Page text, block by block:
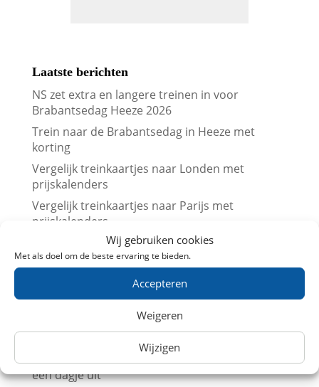
Wij gebruiken cookies
Met als doel om de beste ervaring te bieden.
Accepteren
Weigeren
Wijzigen
Laatste berichten
NS zet extra en langere treinen in voor
Brabantsedag Heeze 2026
Trein naar de Brabantsedag in Heeze met
korting
Vergelijk treinkaartjes naar Londen met
prijskalenders
Vergelijk treinkaartjes naar Parijs met
prijskalenders
Treinkaartjes bij NS International met korting
(augustus 2026)
Beurs en trein met korting (augustus 2026)
Leuk dagje uit met kinderen? Trein
aanbiedingen in Augustus 2026
Museum met korting (augustus 2026)
Steeds meer Nederlanders kiezen de trein voor
een dagje uit